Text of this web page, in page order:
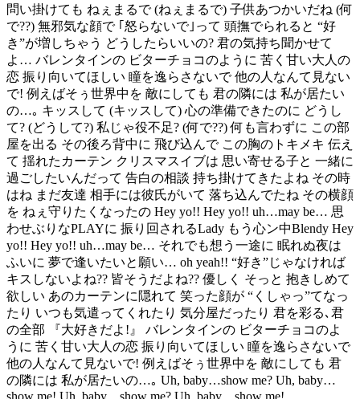
問い掛けても ねぇまるで (ねぇまるで) 子供あつかいだね (何
で??) 無邪気な顔で ｢怒らないで｣って 頭撫でられると “好
き”が増しちゃう どうしたらいいの? 君の気持ち聞かせて
よ… バレンタインの ビターチョコのように 苦く甘い大人の
恋 振り向いてほしい 瞳を逸らさないで 他の人なんて見ない
で! 例えばそぅ世界中を 敵にしても 君の隣には 私が居たい
の…｡ キッスして (キッスして) 心の準備できたのに どうし
て? (どうして?) 私じゃ役不足? (何で??) 何も言わずに この部
屋を出る その後ろ背中に 飛び込んで この胸のトキメキ 伝え
て 揺れたカーテン クリスマスイブは 思い寄せる子と 一緒に
過ごしたいんだって 告白の相談 持ち掛けてきたよね その時
はね まだ友達 相手には彼氏がいて 落ち込んでたね その横顔
を ねぇ守りたくなったの Hey yo!! Hey yo!! uh…may be… 思
わせぶりなPLAYに 振り回されるLady もう心ン中Blendy Hey
yo!! Hey yo!! uh…may be… それでも想う一途に 眠れぬ夜は
ふいに 夢で逢いたいと願い… oh yeah!! “好き”じゃなければ
キスしないよね?? 皆そうだよね?? 優しく そっと 抱きしめて
欲しい あのカーテンに隠れて 笑った顔が “くしゃっ”てなっ
たり いつも気遣ってくれたり 気分屋だったり 君を彩る､君
の全部 『大好きだよ!』 バレンタインの ビターチョコのよ
うに 苦く甘い大人の恋 振り向いてほしい 瞳を逸らさないで
他の人なんて見ないで! 例えばそぅ世界中を 敵にしても 君
の隣には 私が居たいの…｡ Uh, baby…show me? Uh, baby…
show me! Uh, baby…show me? Uh, baby…show me!